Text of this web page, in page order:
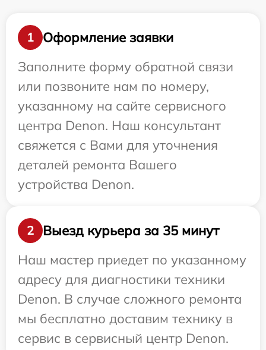
1
Оформление заявки
Заполните форму обратной связи
или позвоните нам по номеру,
указанному на сайте сервисного
центра Denon. Наш консультант
свяжется с Вами для уточнения
деталей ремонта Вашего
устройства Denon.
2
Выезд курьера за 35 минут
Наш мастер приедет по указанному
адресу для диагностики техники
Denon. В случае сложного ремонта
мы бесплатно доставим технику в
сервис в сервисный центр Denon.